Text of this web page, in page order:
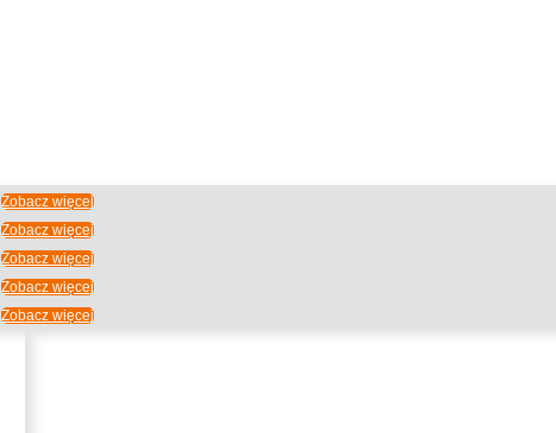
Zobacz więcej
Zobacz więcej
Zobacz więcej
Zobacz więcej
Zobacz więcej